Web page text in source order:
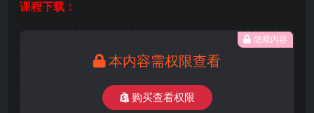
课程下载：
隐藏内容
本内容需权限查看
购买查看权限